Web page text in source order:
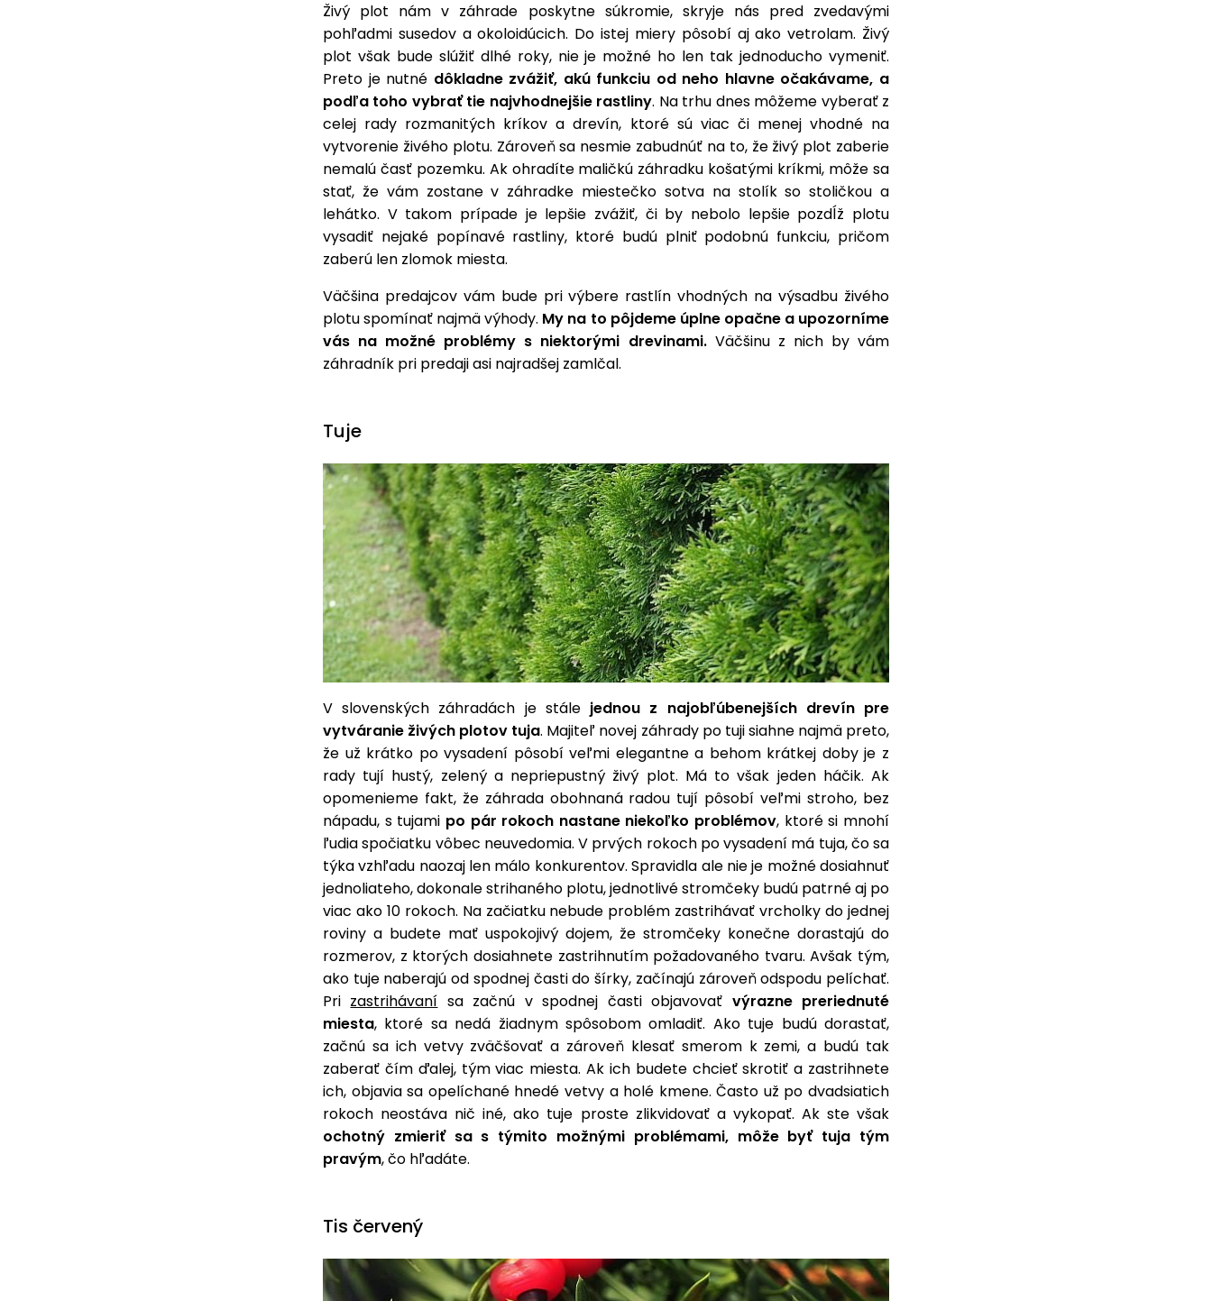
Živý plot nám v záhrade poskytne súkromie, skryje nás pred zvedavými
pohľadmi susedov a okoloidúcich. Do istej miery pôsobí aj ako vetrolam. Živý
plot však bude slúžiť dlhé roky, nie je možné ho len tak jednoducho vymeniť.
Preto je nutné dôkladne zvážiť, akú funkciu od neho hlavne očakávame, a
podľa toho vybrať tie najvhodnejšie rastliny. Na trhu dnes môžeme vyberať z
celej rady rozmanitých kríkov a drevín, ktoré sú viac či menej vhodné na
vytvorenie živého plotu. Zároveň sa nesmie zabudnúť na to, že živý plot zaberie
nemalú časť pozemku. Ak ohradíte maličkú záhradku košatými kríkmi, môže sa
stať, že vám zostane v záhradke miestečko sotva na stolík so stoličkou a
lehátko. V takom prípade je lepšie zvážiť, či by nebolo lepšie pozdĺž plotu
vysadiť nejaké popínavé rastliny, ktoré budú plniť podobnú funkciu, pričom
zaberú len zlomok miesta.
Väčšina predajcov vám bude pri výbere rastlín vhodných na výsadbu živého
plotu spomínať najmä výhody. My na to pôjdeme úplne opačne a upozorníme
vás na možné problémy s niektorými drevinami.Väčšinu z nich by vám
záhradník pri predaji asi najradšej zamlčal.
Tuje
V slovenských záhradách je stále jednou z najobľúbenejších drevín pre
vytváranie živých plotov tuja. Majiteľ novej záhrady po tuji siahne najmä preto,
že už krátko po vysadení pôsobí veľmi elegantne a behom krátkej doby je z
rady tují hustý, zelený a nepriepustný živý plot. Má to však jeden háčik. Ak
opomenieme fakt, že záhrada obohnaná radou tují pôsobí veľmi stroho, bez
nápadu, s tujami po pár rokoch nastane niekoľko problémov, ktoré si mnohí
ľudia spočiatku vôbec neuvedomia. V prvých rokoch po vysadení má tuja, čo sa
týka vzhľadu naozaj len málo konkurentov. Spravidla ale nie je možné dosiahnuť
jednoliateho, dokonale strihaného plotu, jednotlivé stromčeky budú patrné aj po
viac ako 10 rokoch. Na začiatku nebude problém zastrihávať vrcholky do jednej
roviny a budete mať uspokojivý dojem, že stromčeky konečne dorastajú do
rozmerov, z ktorých dosiahnete zastrihnutím požadovaného tvaru. Avšak tým,
ako tuje naberajú od spodnej časti do šírky, začínajú zároveň odspodu pelíchať.
Pri zastrihávaní sa začnú v spodnej časti objavovať výrazne preriednuté
miesta, ktoré sa nedá žiadnym spôsobom omladiť. Ako tuje budú dorastať,
začnú sa ich vetvy zväčšovať a zároveň klesať smerom k zemi, a budú tak
zaberať čím ďalej, tým viac miesta. Ak ich budete chcieť skrotiť a zastrihnete
ich, objavia sa opelíchané hnedé vetvy a holé kmene. Často už po dvadsiatich
rokoch neostáva nič iné, ako tuje proste zlikvidovať a vykopať. Ak ste však
ochotný zmieriť sa s týmito možnými problémami, môže byť tuja tým
pravým, čo hľadáte.
Tis červený